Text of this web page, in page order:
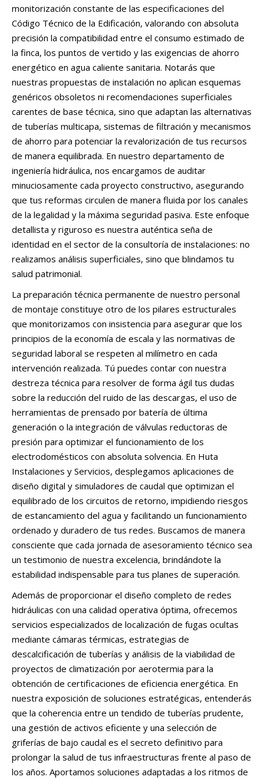
monitorización constante de las especificaciones del
Código Técnico de la Edificación, valorando con absoluta
precisión la compatibilidad entre el consumo estimado de
la finca, los puntos de vertido y las exigencias de ahorro
energético en agua caliente sanitaria. Notarás que
nuestras propuestas de instalación no aplican esquemas
genéricos obsoletos ni recomendaciones superficiales
carentes de base técnica, sino que adaptan las alternativas
de tuberías multicapa, sistemas de filtración y mecanismos
de ahorro para potenciar la revalorización de tus recursos
de manera equilibrada. En nuestro departamento de
ingeniería hidráulica, nos encargamos de auditar
minuciosamente cada proyecto constructivo, asegurando
que tus reformas circulen de manera fluida por los canales
de la legalidad y la máxima seguridad pasiva. Este enfoque
detallista y riguroso es nuestra auténtica seña de
identidad en el sector de la consultoría de instalaciones: no
realizamos análisis superficiales, sino que blindamos tu
salud patrimonial.
La preparación técnica permanente de nuestro personal
de montaje constituye otro de los pilares estructurales
que monitorizamos con insistencia para asegurar que los
principios de la economía de escala y las normativas de
seguridad laboral se respeten al milímetro en cada
intervención realizada. Tú puedes contar con nuestra
destreza técnica para resolver de forma ágil tus dudas
sobre la reducción del ruido de las descargas, el uso de
herramientas de prensado por batería de última
generación o la integración de válvulas reductoras de
presión para optimizar el funcionamiento de los
electrodomésticos con absoluta solvencia. En Huta
Instalaciones y Servicios, desplegamos aplicaciones de
diseño digital y simuladores de caudal que optimizan el
equilibrado de los circuitos de retorno, impidiendo riesgos
de estancamiento del agua y facilitando un funcionamiento
ordenado y duradero de tus redes. Buscamos de manera
consciente que cada jornada de asesoramiento técnico sea
un testimonio de nuestra excelencia, brindándote la
estabilidad indispensable para tus planes de superación.
Además de proporcionar el diseño completo de redes
hidráulicas con una calidad operativa óptima, ofrecemos
servicios especializados de localización de fugas ocultas
mediante cámaras térmicas, estrategias de
descalcificación de tuberías y análisis de la viabilidad de
proyectos de climatización por aerotermia para la
obtención de certificaciones de eficiencia energética. En
nuestra exposición de soluciones estratégicas, entenderás
que la coherencia entre un tendido de tuberías prudente,
una gestión de activos eficiente y una selección de
griferías de bajo caudal es el secreto definitivo para
prolongar la salud de tus infraestructuras frente al paso de
los años. Aportamos soluciones adaptadas a los ritmos de